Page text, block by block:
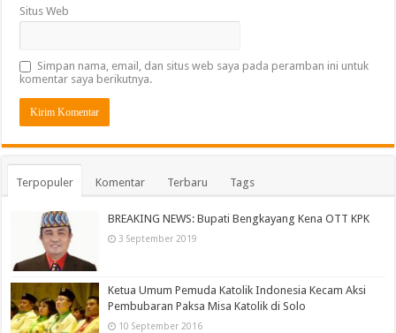
Situs Web
Simpan nama, email, dan situs web saya pada peramban ini untuk
komentar saya berikutnya.
Terpopuler Komentar Terbaru Tags
BREAKING NEWS: Bupati Bengkayang Kena OTT KPK
3 September 2019
Ketua Umum Pemuda Katolik Indonesia Kecam Aksi
Pembubaran Paksa Misa Katolik di Solo
10 September 2016